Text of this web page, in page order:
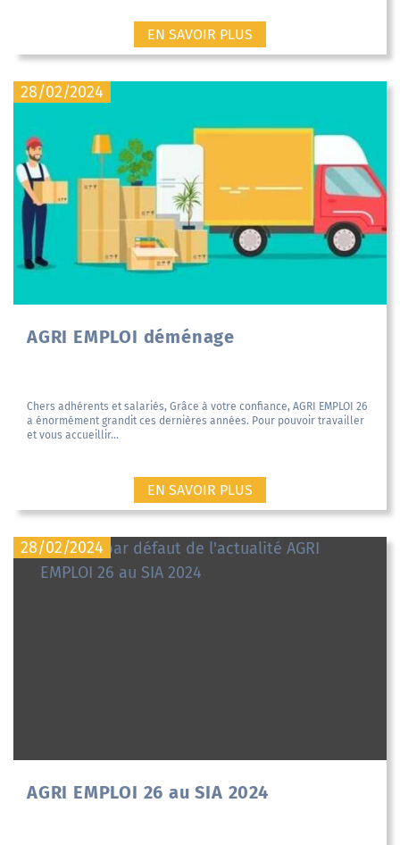
EN SAVOIR PLUS
28/02/2024
AGRI EMPLOI déménage
Chers adhérents et salariés, Grâce à votre confiance, AGRI EMPLOI 26
a énormément grandit ces dernières années. Pour pouvoir travailler
et vous accueillir...
EN SAVOIR PLUS
28/02/2024
AGRI EMPLOI 26 au SIA 2024